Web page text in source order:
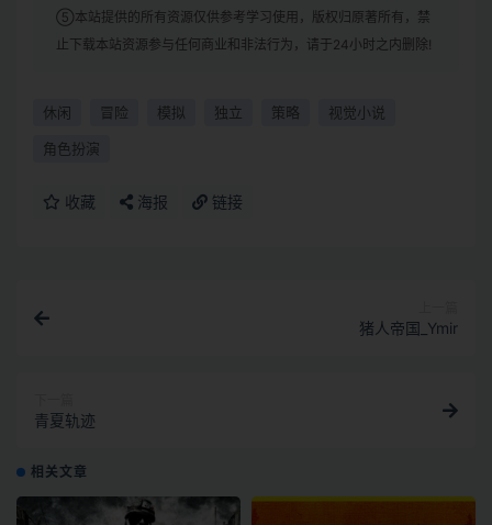
⑤本站提供的所有资源仅供参考学习使用，版权归原著所有，禁
止下载本站资源参与任何商业和非法行为，请于24小时之内删除!
休闲 冒险 模拟 独立 策略 视觉小说
角色扮演
收藏 海报 链接
猪人帝国_Ymir
青夏轨迹
相关文章